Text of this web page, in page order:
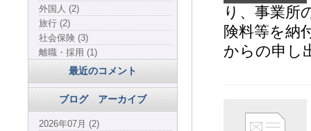
り、事業所
険料等を納
からの申し
外国人 (2)
旅行 (2)
社会保険 (3)
離職・採用 (1)
最近のコメント
ブログ アーカイブ
2026年07月 (2)